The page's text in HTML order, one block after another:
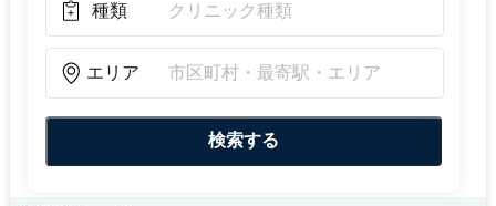
種類
エリア